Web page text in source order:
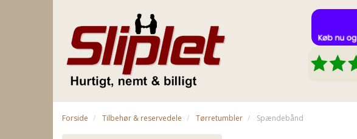
Forside Tilbehør & reservedele Tørretumbler Spændebånd